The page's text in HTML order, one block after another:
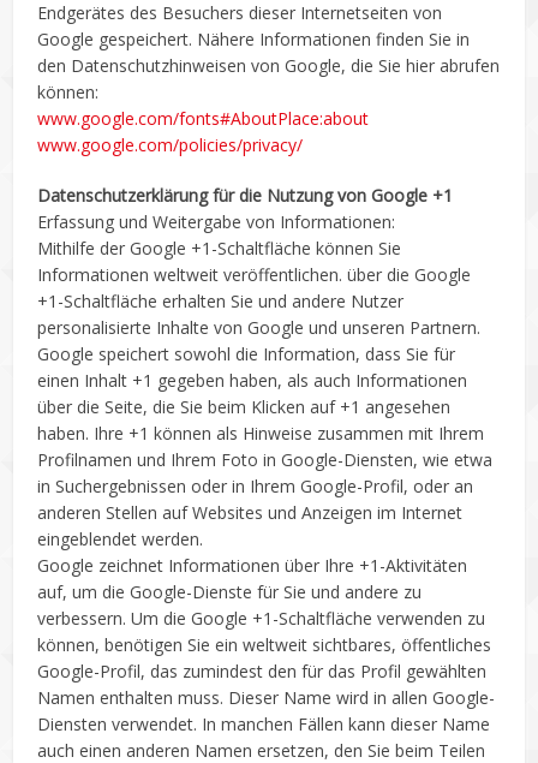
Endgerätes des Besuchers dieser Internetseiten von
Google gespeichert. Nähere Informationen finden Sie in
den Datenschutzhinweisen von Google, die Sie hier abrufen
können:
www.google.com/fonts#AboutPlace:about
www.google.com/policies/privacy/
Datenschutzerklärung für die Nutzung von Google +1
Erfassung und Weitergabe von Informationen:
Mithilfe der Google +1-Schaltfläche können Sie
Informationen weltweit veröffentlichen. über die Google
+1-Schaltfläche erhalten Sie und andere Nutzer
personalisierte Inhalte von Google und unseren Partnern.
Google speichert sowohl die Information, dass Sie für
einen Inhalt +1 gegeben haben, als auch Informationen
über die Seite, die Sie beim Klicken auf +1 angesehen
haben. Ihre +1 können als Hinweise zusammen mit Ihrem
Profilnamen und Ihrem Foto in Google-Diensten, wie etwa
in Suchergebnissen oder in Ihrem Google-Profil, oder an
anderen Stellen auf Websites und Anzeigen im Internet
eingeblendet werden.
Google zeichnet Informationen über Ihre +1-Aktivitäten
auf, um die Google-Dienste für Sie und andere zu
verbessern. Um die Google +1-Schaltfläche verwenden zu
können, benötigen Sie ein weltweit sichtbares, öffentliches
Google-Profil, das zumindest den für das Profil gewählten
Namen enthalten muss. Dieser Name wird in allen Google-
Diensten verwendet. In manchen Fällen kann dieser Name
auch einen anderen Namen ersetzen, den Sie beim Teilen